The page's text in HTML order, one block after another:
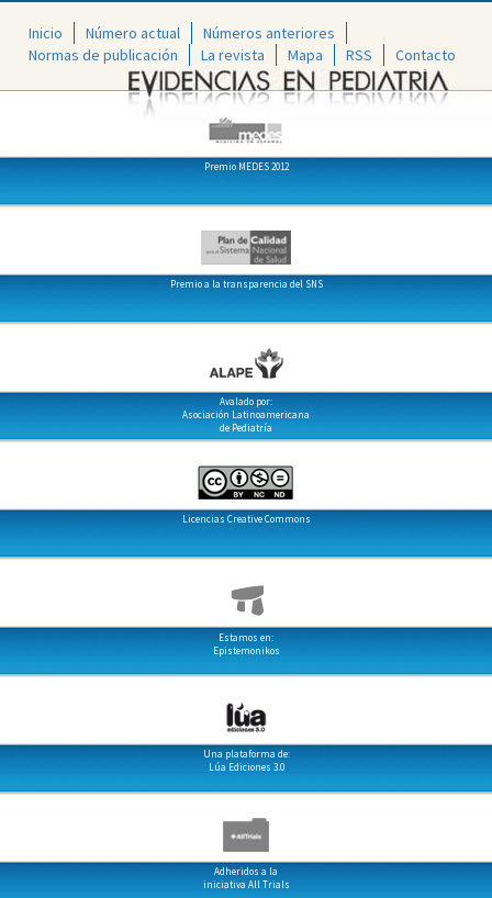
Inicio Número actual
Números anteriores
Normas de publicación
La revista Mapa RSS Contacto
Premio MEDES 2012
Premio a la transparencia del SNS
Avalado por:
Asociación Latinoamericana
de Pediatría
Licencias Creative Commons
Estamos en:
Epistemonikos
Una plataforma de:
Lúa Ediciones 3.0
Adheridos a la
iniciativa All Trials